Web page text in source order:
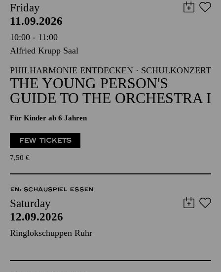
Friday
11.09.2026
10:00 - 11:00
Alfried Krupp Saal
PHILHARMONIE ENTDECKEN · SCHULKONZERT
THE YOUNG PERSON'S
GUIDE TO THE ORCHESTRA I
Für Kinder ab 6 Jahren
FEW TICKETS
7,50 €
EN: SCHAUSPIEL ESSEN
Saturday
12.09.2026
Ringlokschuppen Ruhr